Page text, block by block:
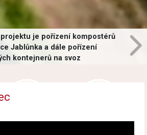
projektu je pořízení kompostérů
Jablůnka a dále pořízení
kontejnerů na svoz